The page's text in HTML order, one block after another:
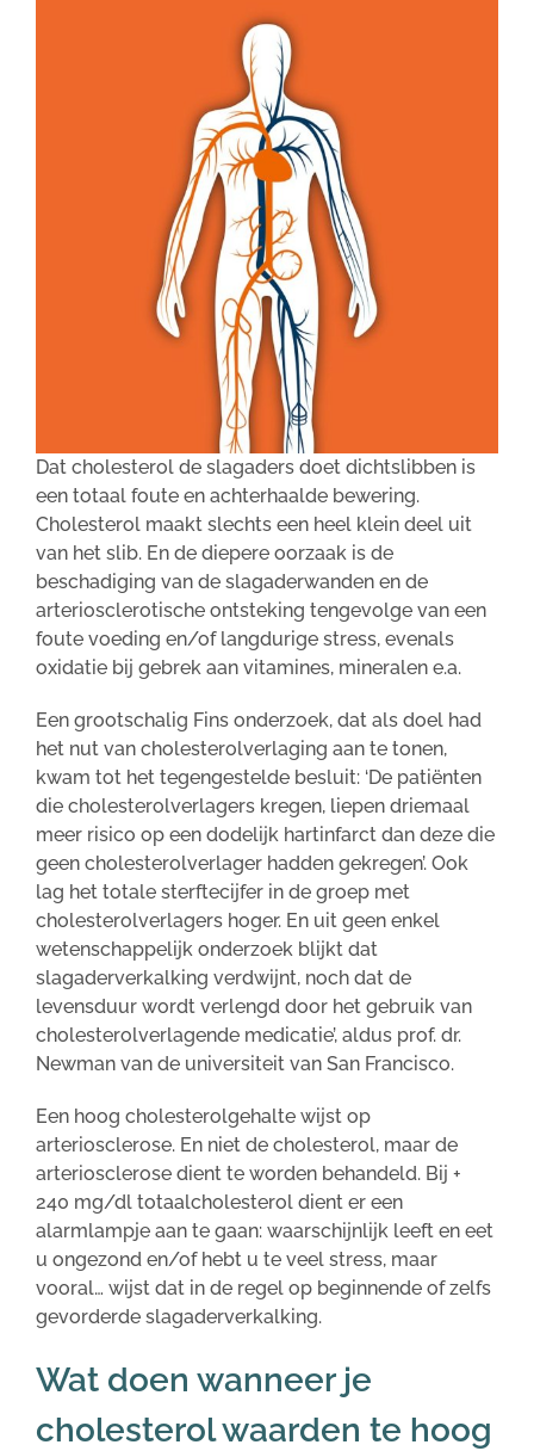
Dat cholesterol de slagaders doet dichtslibben is
een totaal foute en achterhaalde bewering.
Cholesterol maakt slechts een heel klein deel uit
van het slib. En de diepere oorzaak is de
beschadiging van de slagaderwanden en de
arteriosclerotische ontsteking tengevolge van een
foute voeding en/of langdurige stress, evenals
oxidatie bij gebrek aan vitamines, mineralen e.a.
Een grootschalig Fins onderzoek, dat als doel had
het nut van cholesterolverlaging aan te tonen,
kwam tot het tegengestelde besluit: ‘De patiënten
die cholesterolverlagers kregen, liepen driemaal
meer risico op een dodelijk hartinfarct dan deze die
geen cholesterolverlager hadden gekregen’. Ook
lag het totale sterftecijfer in de groep met
cholesterolverlagers hoger. En uit geen enkel
wetenschappelijk onderzoek blijkt dat
slagaderverkalking verdwijnt, noch dat de
levensduur wordt verlengd door het gebruik van
cholesterolverlagende medicatie’, aldus prof. dr.
Newman van de universiteit van San Francisco.
Een hoog cholesterolgehalte wijst op
arteriosclerose. En niet de cholesterol, maar de
arteriosclerose dient te worden behandeld. Bij +
240 mg/dl totaalcholesterol dient er een
alarmlampje aan te gaan: waarschijnlijk leeft en eet
u ongezond en/of hebt u te veel stress, maar
vooral… wijst dat in de regel op beginnende of zelfs
gevorderde slagaderverkalking.
Wat doen wanneer je
cholesterol waarden te hoog